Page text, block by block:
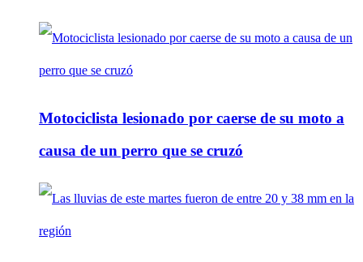
Motociclista lesionado por caerse de su moto a
causa de un perro que se cruzó